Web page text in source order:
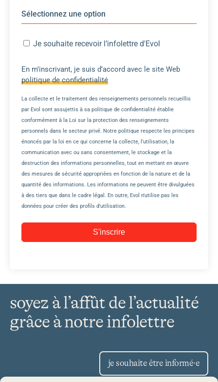
Je souhaite recevoir l’infolettre d'Evol
En m’inscrivant, je suis d’accord avec le site Web
politique de confidentialité
La collecte et le traitement des renseignements personnels recueillis
par Evol sont assujettis à sa politique de confidentialité établie
conformément à la Loi sur la protection des renseignements
personnels dans le secteur privé. Notre politique respecte les principes
énoncés par la loi en ce qui concerne la collecte, l'utilisation, la
communication avec ou sans consentement, le stockage et la
destruction des informations personnelles, tout en mettant en œuvre
des mesures de sécurité appropriées en fonction de la nature et de la
quantité des informations. Les informations ne peuvent être divulguées
à des tiers que dans le cadre légal. En outre, Evol n'utilise pas les
données pour créer des profils d'utilisation.
S'inscrire
soyez à l’affût de l’actualité
grâce à notre infolettre
je souhaite être informé·e